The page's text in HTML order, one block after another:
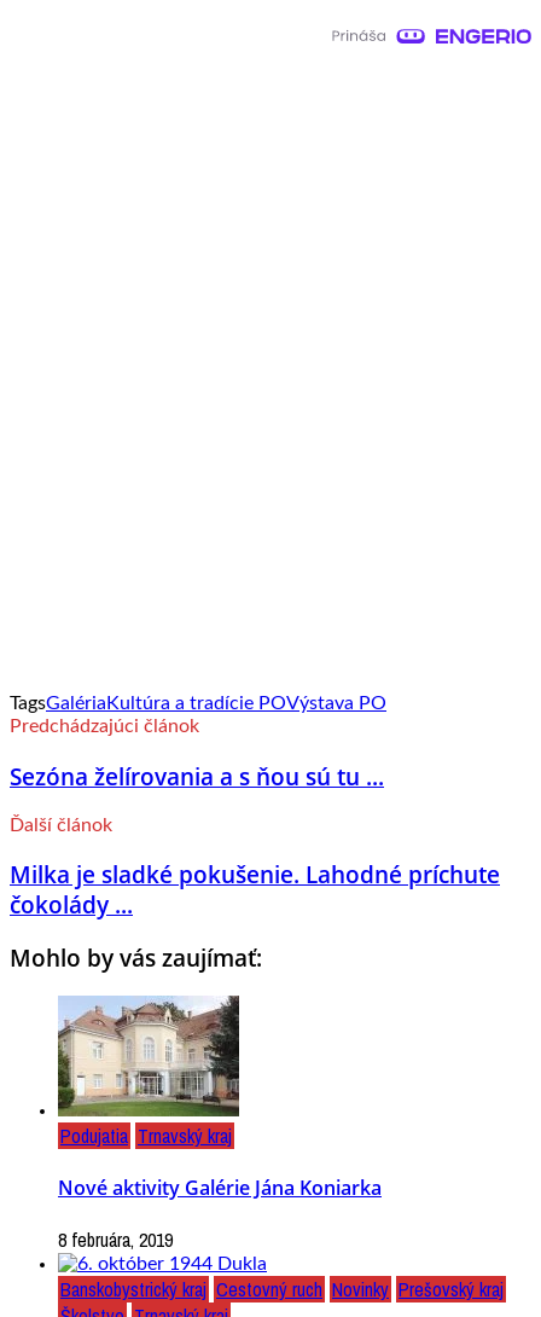
TagsGaléria Kultúra a tradície POVýstava PO
Predchádzajúci článok
Sezóna želírovania a s ňou sú tu ...
Ďalší článok
Milka je sladké pokušenie. Lahodné príchute
čokolády ...
Mohlo by vás zaujímať:
Podujatia Trnavský kraj
Nové aktivity Galérie Jána Koniarka
8 februára, 2019
Banskobystrický kraj Cestovný ruch Novinky Prešovský kraj